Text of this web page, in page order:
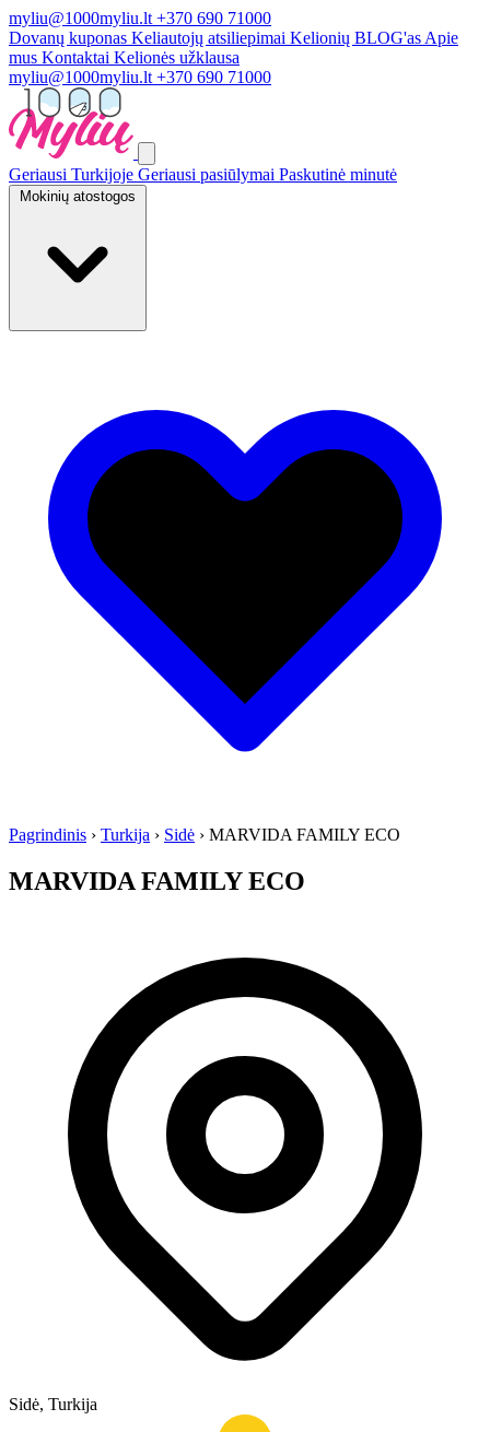
myliu@1000myliu.lt +370 690 71000
Dovanų kuponas Keliautojų atsiliepimai Kelionių BLOG'as Apie
mus Kontaktai Kelionės užklausa
myliu@1000myliu.lt +370 690 71000
Geriausi Turkijoje Geriausi pasiūlymai Paskutinė minutė
Mokinių atostogos
Pagrindinis › Turkija › Sidė › MARVIDA FAMILY ECO
MARVIDA FAMILY ECO
Sidė, Turkija